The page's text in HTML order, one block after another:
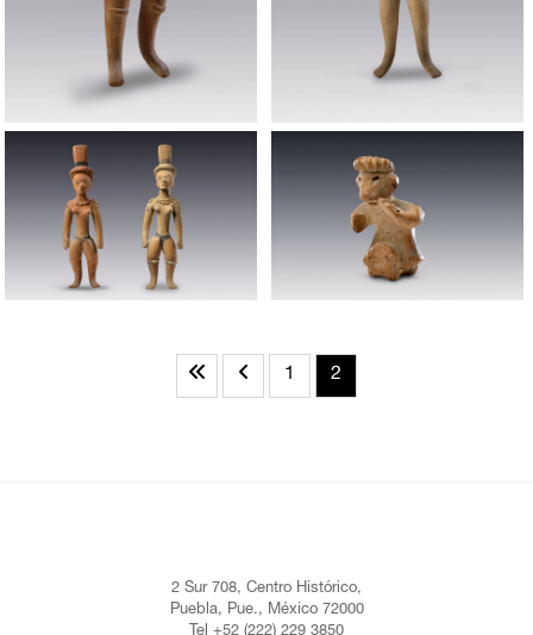
1 2
2 Sur 708, Centro Histórico,
Puebla, Pue., México 72000
Tel +52 (222) 229 3850